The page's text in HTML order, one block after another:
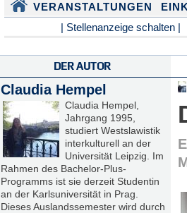
VERANSTALTUNGEN
| Stellenanzeige schalten |
DER AUTOR
Claudia Hempel
Claudia Hempel,
Jahrgang 1995,
studiert Westslawistik
interkulturell an der
Universität Leipzig. Im
Rahmen des Bachelor-Plus-
Programms ist sie derzeit Studentin
an der Karlsuniversität in Prag.
Dieses Auslandssemester wird durch